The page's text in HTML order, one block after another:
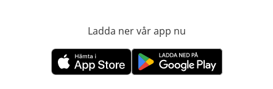
Ladda ner vår app nu
öppnas i nytt fönsteröppnas i nytt fönster